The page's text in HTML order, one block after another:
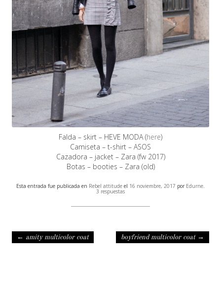
Falda – skirt – HEVE MODA (here)
Camiseta – t-shirt – ASOS
Cazadora – jacket – Zara (fw 2017)
Botas – booties – Zara (old)
Esta entrada fue publicada en Rebel attitude el 16 noviembre, 2017 por Edurne.
3 respuestas
Navegación de entradas
← amity multicolor coat boyfriend multicolor coat →